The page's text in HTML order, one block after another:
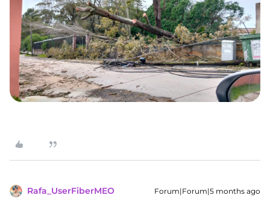
Rafa_UserFiberMEO Forum|Forum|5 months ago